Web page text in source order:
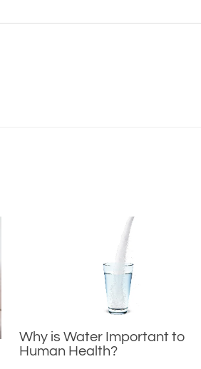
Why is Water Important to
Human Health?